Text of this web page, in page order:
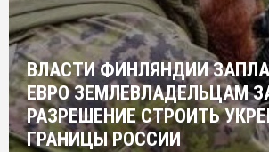
ВЛАСТИ ФИНЛЯНДИИ
ЕВРО ЗЕМЛЕВЛАДЕЛЬЦАМ
РАЗРЕШЕНИЕ СТРОИТЬ
ГРАНИЦЫ РОССИИ